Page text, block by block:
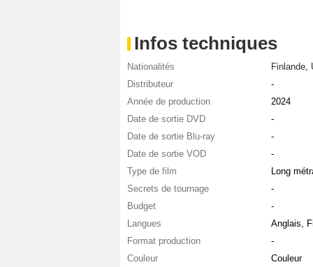
Infos techniques
Nationalités Finlande,
Distributeur
-
Année de production
2024
Date de sortie DVD
-
Date de sortie Blu-ray
-
Date de sortie VOD
-
Type de film
Long
Secrets de tournage
-
Budget
-
Langues
Anglais,
Format production
-
Couleur
Couleur